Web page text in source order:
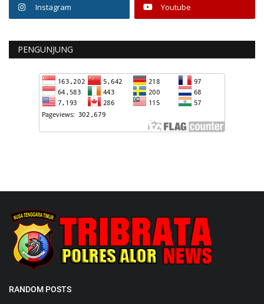
Instagram Youtube
PENGUNJUNG
RANDOM POSTS